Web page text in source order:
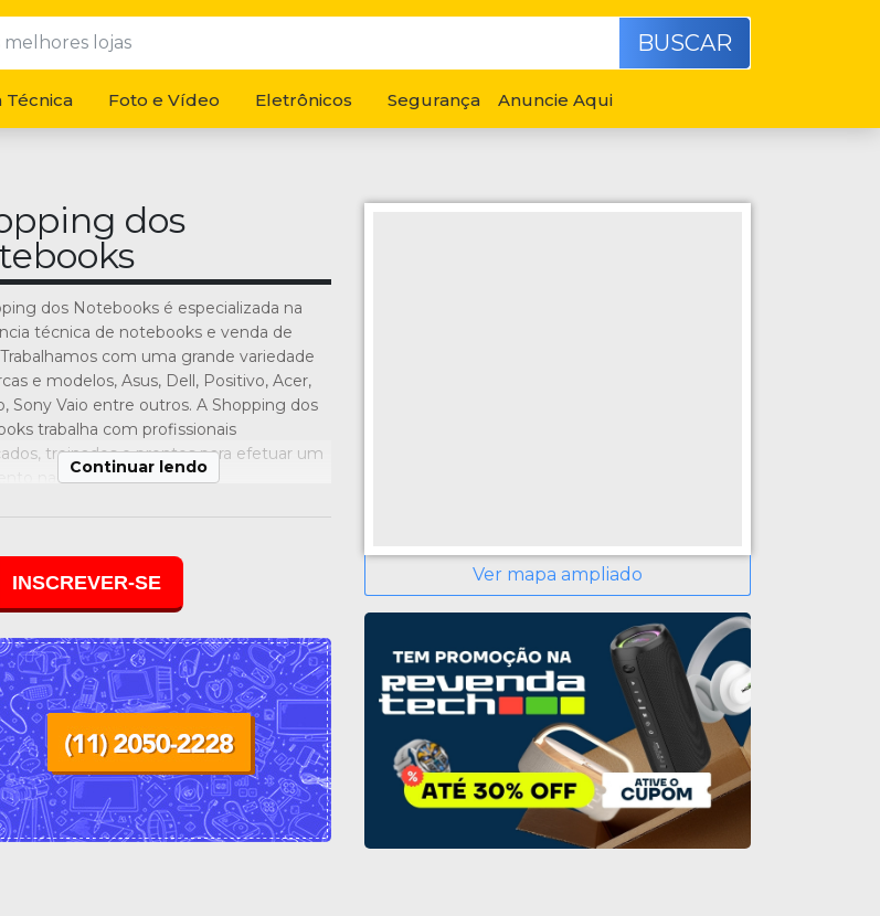
BUSCAR
Técnica Foto e Vídeo Eletrônicos Segurança Anuncie Aqui
dos
dos Notebooks é especializada na
técnica de notebooks e venda de
com uma grande variedade
e modelos, Asus, Dell, Positivo, Acer,
Sony Vaio entre outros. A Shopping dos
trabalha com profissionais
treinados e prontos para efetuar um
na hora.
Continuar lendo
INSCREVER-SE Ver mapa ampliado